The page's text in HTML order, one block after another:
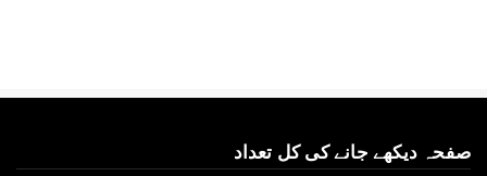
صفحہ دیکھے جانے کی کل تعداد